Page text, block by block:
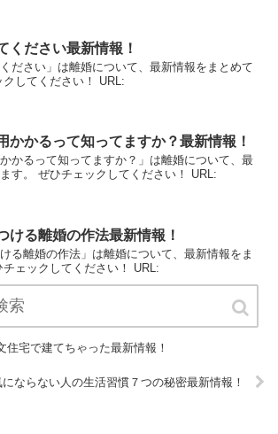
ください最新情報！
ださい」は離婚について、最新情報をまとめて
クしてください！ URL:
かかるって知ってますか？最新情報！
かかるって知ってますか？」は離婚について、最
す。 ぜひチェックしてください！ URL:
ける離婚の作法最新情報！
る離婚の作法」は離婚について、最新情報をま
チェックしてください！ URL:
住宅で建てちゃった最新情報！
にならない人の生活習慣７つの秘密最新情報！